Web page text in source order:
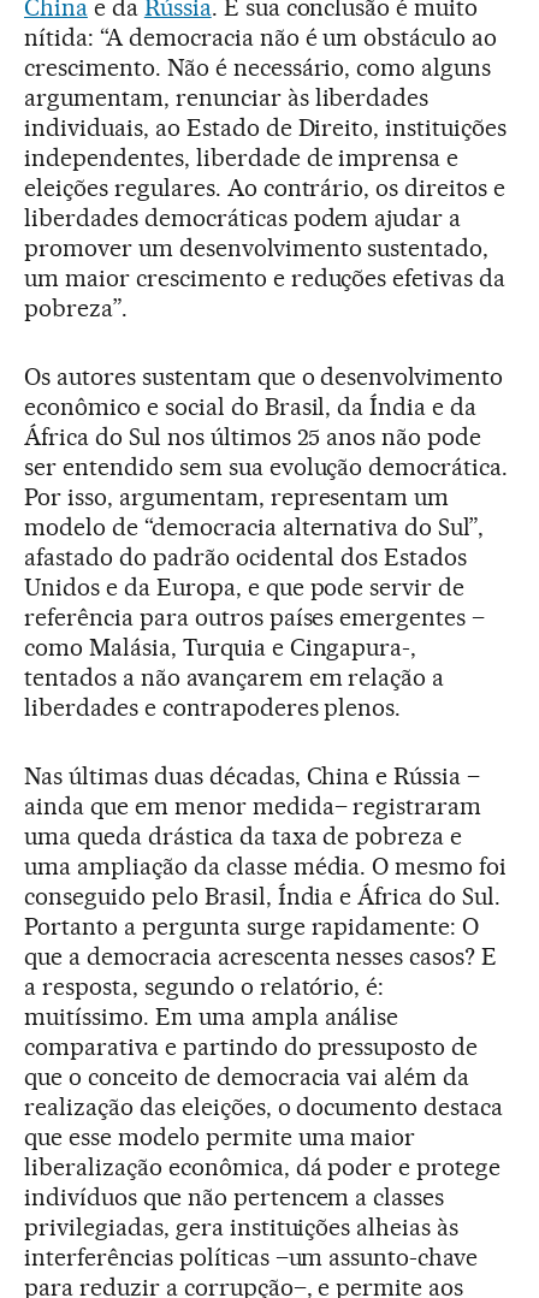
Chinae da Rússia. E sua conclusão é muito
nítida: “A democracia não é um obstáculo ao
crescimento. Não é necessário, como alguns
argumentam, renunciar às liberdades
individuais, ao Estado de Direito, instituições
independentes, liberdade de imprensa e
eleições regulares. Ao contrário, os direitos e
liberdades democráticas podem ajudar a
promover um desenvolvimento sustentado,
um maior crescimento e reduções efetivas da
pobreza”.
Os autores sustentam que o desenvolvimento
econômico e social do Brasil, da Índia e da
África do Sul nos últimos 25 anos não pode
ser entendido sem sua evolução democrática.
Por isso, argumentam, representam um
modelo de “democracia alternativa do Sul”,
afastado do padrão ocidental dos Estados
Unidos e da Europa, e que pode servir de
referência para outros países emergentes –
como Malásia, Turquia e Cingapura-,
tentados a não avançarem em relação a
liberdades e contrapoderes plenos.
Nas últimas duas décadas, China e Rússia –
ainda que em menor medida– registraram
uma queda drástica da taxa de pobreza e
uma ampliação da classe média. O mesmo foi
conseguido pelo Brasil, Índia e África do Sul.
Portanto a pergunta surge rapidamente: O
que a democracia acrescenta nesses casos? E
a resposta, segundo o relatório, é:
muitíssimo. Em uma ampla análise
comparativa e partindo do pressuposto de
que o conceito de democracia vai além da
realização das eleições, o documento destaca
que esse modelo permite uma maior
liberalização econômica, dá poder e protege
indivíduos que não pertencem a classes
privilegiadas, gera instituições alheias às
interferências políticas –um assunto-chave
para reduzir a corrupção–, e permite aos